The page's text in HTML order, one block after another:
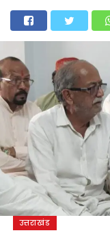
देहरादून
नैनीतालपिथौरागढ़
मनोरंजन
उत्तराखंड